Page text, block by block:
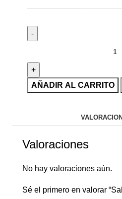
AÑADIR AL CARRITO
Valoraciones
No hay valoraciones aún.
Sé el primero en valorar